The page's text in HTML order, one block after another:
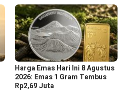
Harga Emas Hari Ini 8 Agustus
2026: Emas 1 Gram Tembus
Rp2,69 Juta